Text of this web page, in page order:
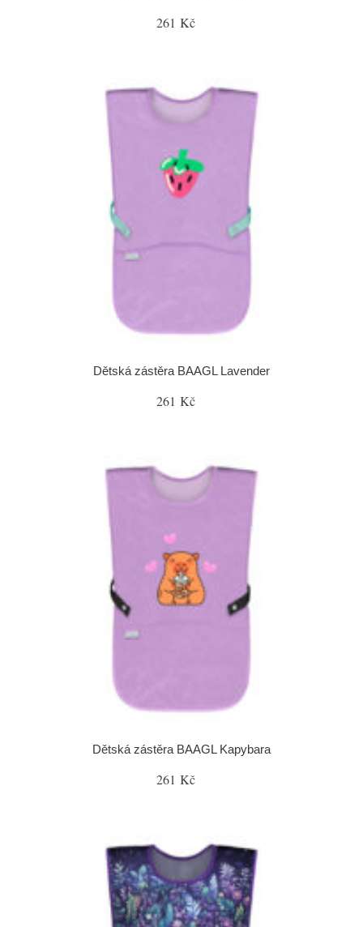
261 Kč
Dětská zástěra BAAGL Lavender
261 Kč
Dětská zástěra BAAGL Kapybara
261 Kč